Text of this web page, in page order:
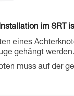
im SRT
eines
gehängt werden.
muss auf der